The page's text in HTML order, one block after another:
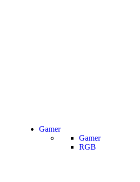
Gamer
Gamer
RGB